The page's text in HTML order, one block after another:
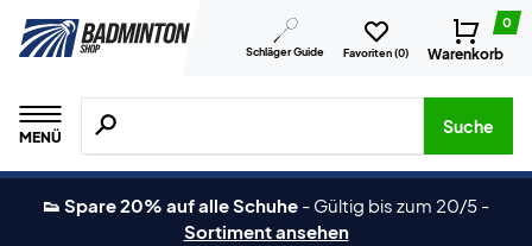
Schläger Guide Favoriten (0)
0
Warenkorb
MENÜ
Suche nach Produkten, Marken usw.
Suche
👟 Spare 20% auf alle Schuhe - Gültig bis zum 20/5 -
Sortiment ansehen